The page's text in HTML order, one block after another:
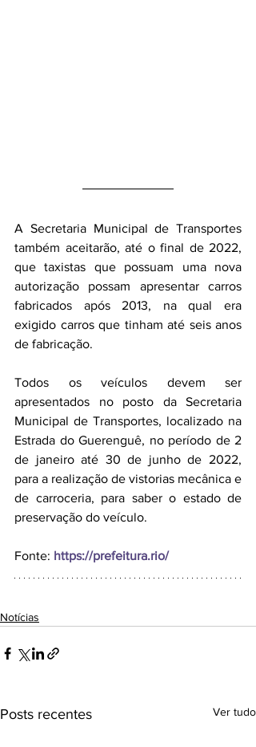
A Secretaria Municipal de Transportes
também aceitarão, até o final de 2022,
que taxistas que possuam uma nova
autorização possam apresentar carros
fabricados após 2013, na qual era
exigido carros que tinham até seis anos
de fabricação.
Todos os veículos devem ser
apresentados no posto da Secretaria
Municipal de Transportes, localizado na
Estrada do Guerenguê, no período de 2
de janeiro até 30 de junho de 2022,
para a realização de vistorias mecânica e
de carroceria, para saber o estado de
preservação do veículo.
Fonte: https://prefeitura.rio/
Notícias
Posts recentes Ver tudo